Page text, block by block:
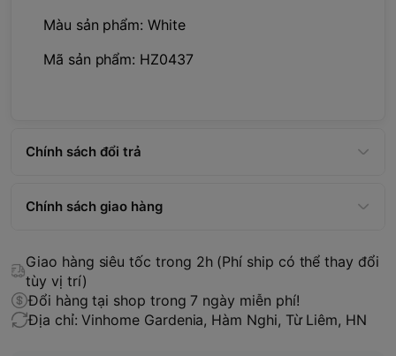
Màu sản phẩm: White
Mã sản phẩm: HZ0437
Chính sách đổi trả
Chính sách giao hàng
Giao hàng siêu tốc trong 2h (Phí ship có thể thay đổi
tùy vị trí)
Đổi hàng tại shop trong 7 ngày miễn phí!
Địa chỉ: Vinhome Gardenia, Hàm Nghi, Từ Liêm, HN